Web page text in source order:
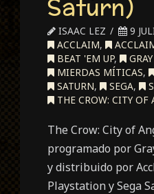
Saturn)
ISAAC LEZ
9
ACCLAIM,
BEAT 'EM UP,
MIERDAS MÍTICAS,
SATURN, SEGA,
THE CROW: CITY OF
The Crow: City of
programado por
y distribuido por
Playstation y Sega